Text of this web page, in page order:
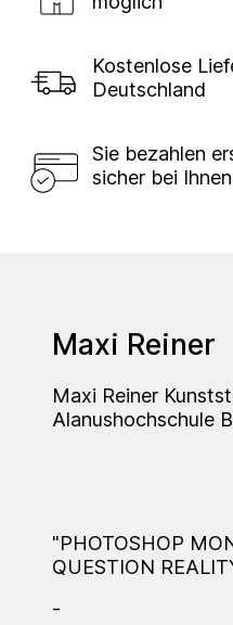
Kostenlose
Deutschland
Sie bezahlen
sicher bei
Maxi Reiner
Maxi Reiner
Alanushochschule
"PHOTOSHOP
QUESTION
-